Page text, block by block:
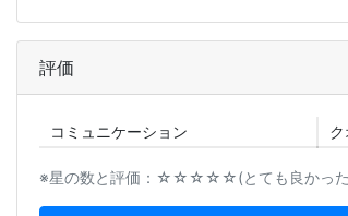
評価
コミュニケーション ク
※星の数と評価：☆☆☆☆☆(とても良か